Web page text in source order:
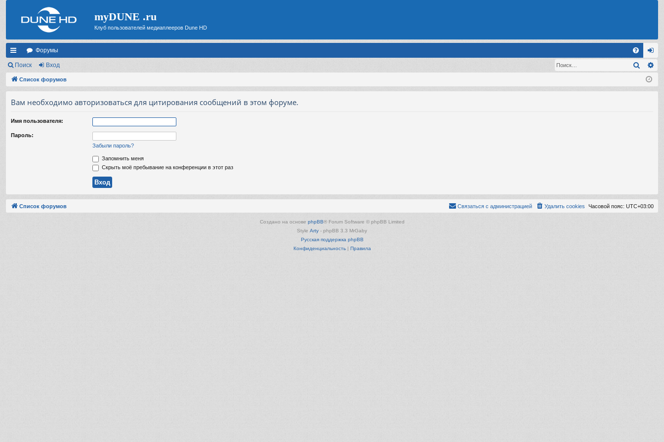
myDUNE .ru
Клуб пользователей медиаплееров Dune HD
с
ы
Форумы
FA хо
д
Поиск Вход Поиск
Список форумов
Вам необходимо авторизоваться для цитирования сообщений в этом форуме.
Имя пользователя:
Пароль:
Забыли пароль?
Запомнить меня
Скрыть моё пребывание на конференции в этот раз
Список форумов Часовой пояс: UTC+03:00
Удалить cookies
Связаться с администрацией
Создано на основе phpBB® Forum Software © phpBB Limited
Style Arty - phpBB 3.3 MrGaby
Русская поддержка phpBB
Конфиденциальность| Правила